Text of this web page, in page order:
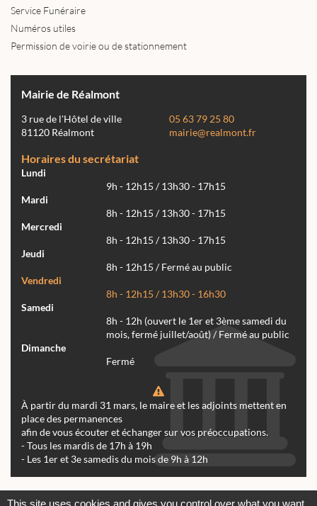
Service Funéraire
Numéros utiles
Permission de voirie ou de stationnement
Mairie de Réalmont
3 rue de l'Hôtel de ville
81120 Réalmont
05 63 79 25 80
mairie@realmont.fr
Horaires du secrétariat
Lundi
9h - 12h15 / 13h30 - 17h15
Mardi
8h - 12h15 / 13h30 - 17h15
Mercredi
8h - 12h15 / 13h30 - 17h15
Jeudi
8h - 12h15 / Fermé au public
Vendredi
8h - 12h15 / 13h30 - 16h30
Samedi
8h - 12h (ouvert le 1er et 3ème samedi du
mois, fermé juillet/août) / Fermé au public
Dimanche
Fermé
À partir du mardi 31 mars, le maire et les adjoints mettent en
place des permanences
afin de vous écouter et échanger sur vos préoccupations.
- Tous les mardis de 17h à 19h
- Les 1er et 3e samedis du mois de 9h à 12h
This site uses cookies and gives you control over what you want